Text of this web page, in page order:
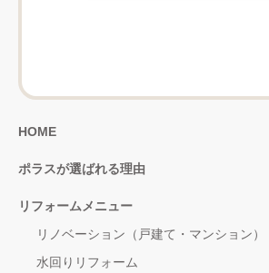
HOME
ポラスが選ばれる理由
リフォームメニュー
リノベーション（戸建て・マンション）
水回りリフォーム